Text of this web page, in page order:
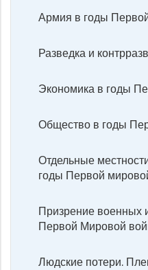
Армия в годы
Разведка и
Экономика в годы
Общество в годы
Отдельные
годы Первой
Призрение военных
Первой Мировой
Людские потери.